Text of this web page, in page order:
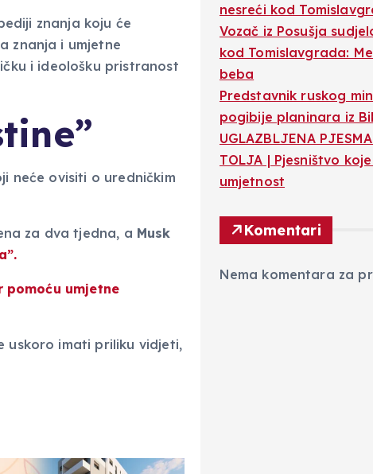
znanja koju će
znanja i umjetne
i ideološku pristranost
neće ovisiti o uredničkim
za dva tjedna, a Musk
pomoću umjetne
uskoro imati priliku vidjeti,
nesreći kod
Vozač iz Posušja
kod Tomislavgrada:
beba
Predstavnik ruskog
pogibije planinara iz
UGLAZBLJENA
TOLJA | Pjesništvo
umjetnost
Komentari
Nema komentara za